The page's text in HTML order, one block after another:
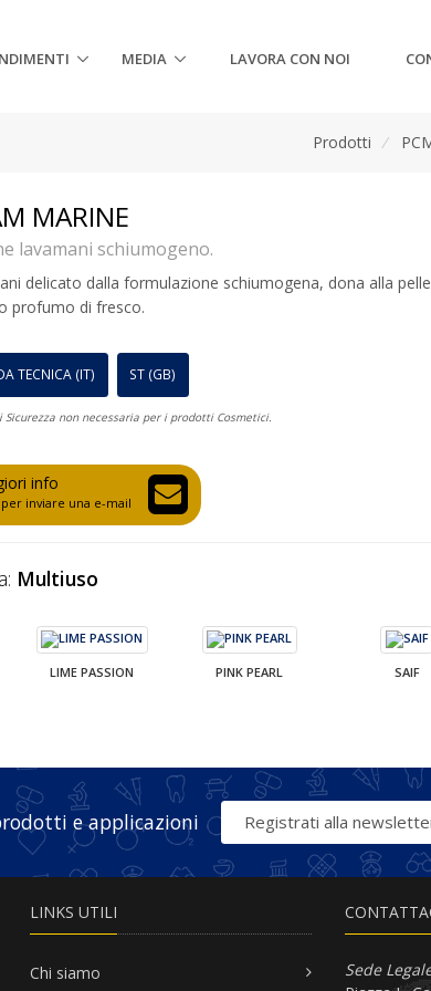
MEDIA LAVORA CON NOI
Prodotti /
MARINE
lavamani schiumogeno.
delicato dalla formulazione schiumogena, dona alla
profumo di fresco.
TECNICA (IT) ST (GB)
Sicurezza non necessaria per i prodotti Cosmetici.
info
per inviare una e-mail
Multiuso
LIME PASSION PINK PEARL SAIF
e applicazioni Registrati alla
LINKS UTILI
Chi siamo
Sede